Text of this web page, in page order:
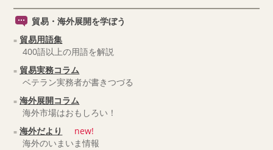
貿易・海外展開を学ぼう
貿易用語集
400語以上の用語を解説
貿易実務コラム
ベテラン実務者が書きつづる
海外展開コラム
海外市場はおもしろい！
海外だより
new!
海外のいまいま情報